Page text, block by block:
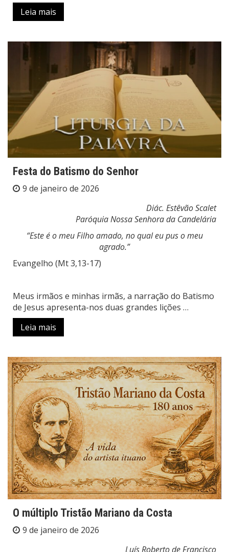
Leia mais
Festa do Batismo do Senhor
9 de janeiro de 2026
Diác. Estêvão Scalet
Paróquia Nossa Senhora da Candelária
“Este é o meu Filho amado, no qual eu pus o meu
agrado.”
Evangelho (Mt 3,13-17)
Meus irmãos e minhas irmãs, a narração do Batismo
de Jesus apresenta-nos duas grandes lições …
Leia mais
O múltiplo Tristão Mariano da Costa
9 de janeiro de 2026
Luís Roberto de Francisco